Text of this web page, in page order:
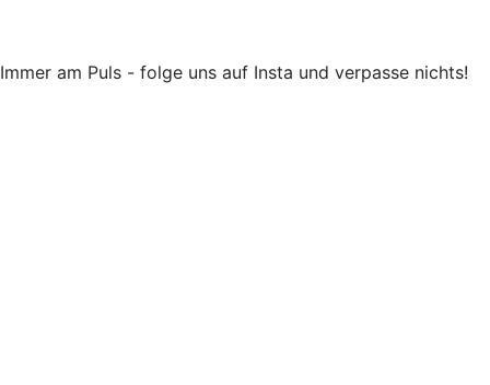
Immer am Puls - folge uns auf Insta und verpasse nichts!